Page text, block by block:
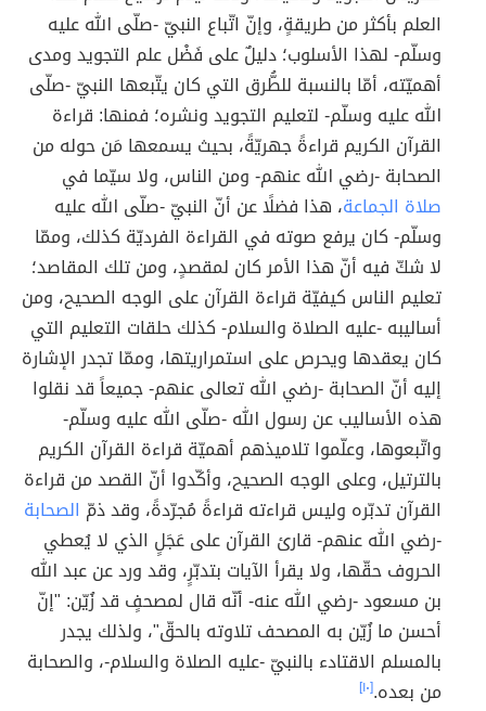
العلم بأكثر من طريقةٍ، وإنّ اتّباع النبيّ -صلّى الله عليه
وسلّم- لهذا الأسلوب؛ دليلٌ على فَضْل علم التجويد ومدى
أهميّته، أمّا بالنسبة للطُّرق التي كان يتّبعها النبيّ -صلّى
الله عليه وسلّم- لتعليم التجويد ونشره؛ فمنها: قراءة
القرآن الكريم قراءةً جهريّةً، بحيث يسمعها مَن حوله من
الصحابة -رضي الله عنهم- ومن الناس، ولا سيّما في
صلاة الجماعة، هذا فضلًا عن أنّ النبيّ -صلّى الله عليه
وسلّم- كان يرفع صوته في القراءة الفرديّة كذلك، وممّا
لا شكّ فيه أنّ هذا الأمر كان لمقصدٍ، ومن تلك المقاصد؛
تعليم الناس كيفيّة قراءة القرآن على الوجه الصحيح، ومن
أساليبه -عليه الصلاة والسلام- كذلك حلقات التعليم التي
كان يعقدها ويحرص على استمراريتها، وممّا تجدر الإشارة
إليه أنّ الصحابة -رضي الله تعالى عنهم- جميعاً قد نقلوا
هذه الأساليب عن رسول الله -صلّى الله عليه وسلّم-
واتّبعوها، وعلّموا تلاميذهم أهميّة قراءة القرآن الكريم
بالترتيل، وعلى الوجه الصحيح، وأكّدوا أنّ القصد من قراءة
القرآن تدبّره وليس قراءته قراءةً مُجرّدةً، وقد ذمّ الصحابة
-رضي الله عنهم- قارئ القرآن على عَجَلٍ الذي لا يُعطي
الحروف حقّها، ولا يقرأ الآيات بتدبّرٍ، وقد ورد عن عبد الله
بن مسعود -رضي الله عنه- أنّه قال لمصحفٍ قد زُيّن: "إنّ
أحسن ما زُيّن به المصحف تلاوته بالحقّ"، ولذلك يجدر
بالمسلم الاقتادء بالنبيّ -عليه الصلاة والسلام-، والصحابة
من بعده.[١٠]